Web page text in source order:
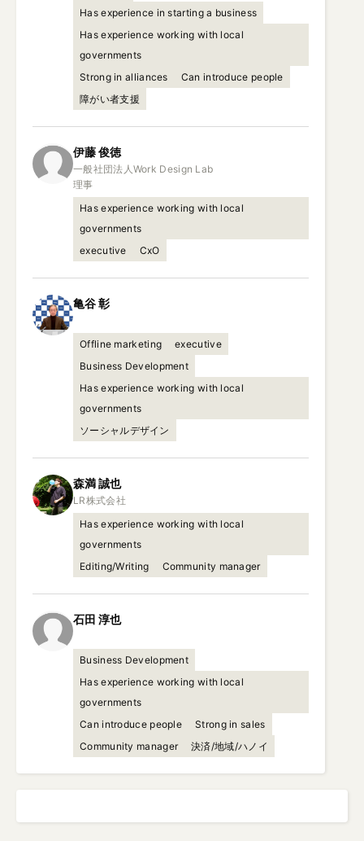
Has experience in starting a business
Has experience working with local
governments
Strong in alliances
Can introduce people
障がい者支援
伊藤俊徳
一般社団法人Work Design Lab
理事
Has experience working with local
governments
executive
CxO
亀谷彰
Offline marketing
executive
Business Development
Has experience working with local
governments
ソーシャルデザイン
森満誠也
Has experience working with local
governments
Editing/Writing
Community manager
石田 淳也
Business Development
Has experience working with local
governments
Can introduce people
Strong in sales
Community manager
決済/地域/ハノイ